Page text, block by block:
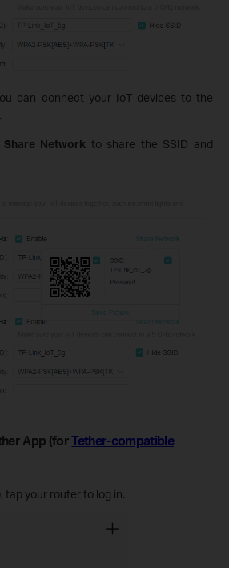
can connect your IoT devices to the
Share Network to share the SSID and
App (forTether-compatible
tap your router to log in.